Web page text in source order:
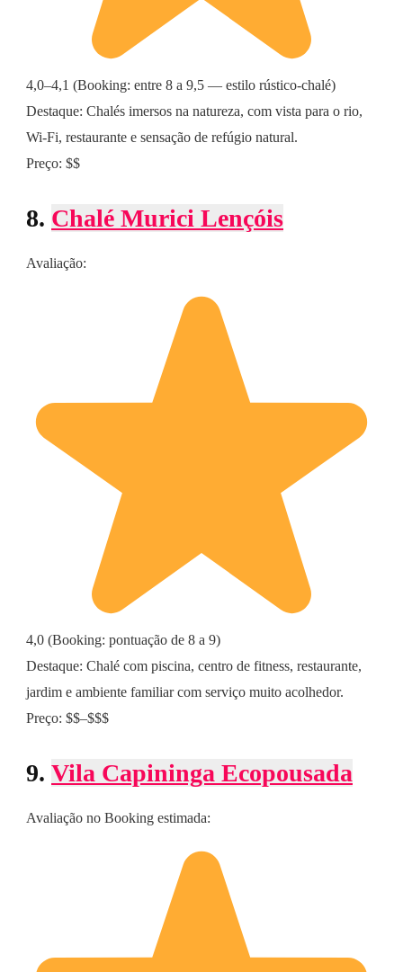
4,0–4,1 (Booking: entre 8 a 9,5 — estilo rústico-chalé)
Destaque: Chalés imersos na natureza, com vista para o rio,
Wi-Fi, restaurante e sensação de refúgio natural.
Preço: $$
8. Chalé Murici Lençóis
Avaliação:
4,0 (Booking: pontuação de 8 a 9)
Destaque: Chalé com piscina, centro de fitness, restaurante,
jardim e ambiente familiar com serviço muito acolhedor.
Preço: $$–$$$
9. Vila Capininga Ecopousada
Avaliação no Booking estimada: